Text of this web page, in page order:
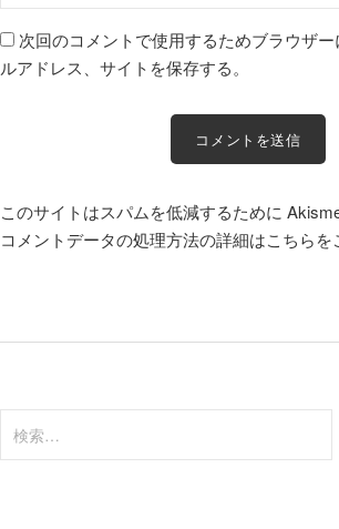
次回のコメントで使用するためブラウザ
ルアドレス、サイトを保存する。
このサイトはスパムを低減するために
コメントデータの処理方法の詳細はこちらを
索: